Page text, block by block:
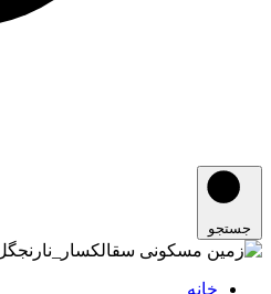
جستجو
خانه